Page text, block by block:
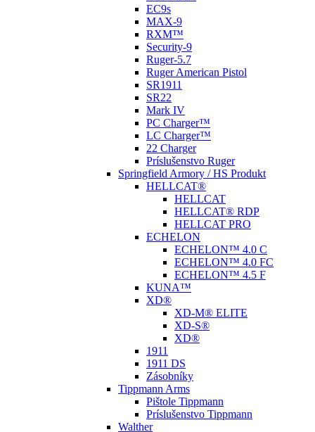
EC9s
MAX-9
RXM™
Security-9
Ruger-5.7
Ruger American Pistol
SR1911
SR22
Mark IV
PC Charger™
LC Charger™
22 Charger
Príslušenstvo Ruger
Springfield Armory / HS Produkt
HELLCAT®
HELLCAT
HELLCAT® RDP
HELLCAT PRO
ECHELON
ECHELON™ 4.0 C
ECHELON™ 4.0 FC
ECHELON™ 4.5 F
KUNA™
XD®
XD-M® ELITE
XD-S®
XD®
1911
1911 DS
Zásobníky
Tippmann Arms
Pištole Tippmann
Príslušenstvo Tippmann
Walther